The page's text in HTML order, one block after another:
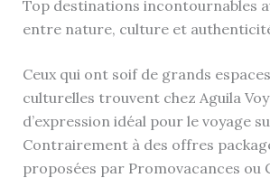
Top destinations incontournables
entre nature, culture et
Ceux qui ont soif de grands
culturelles trouvent chez Aguila
d’expression idéal pour le voyage
Contrairement à des offres
proposées par Promovacances ou